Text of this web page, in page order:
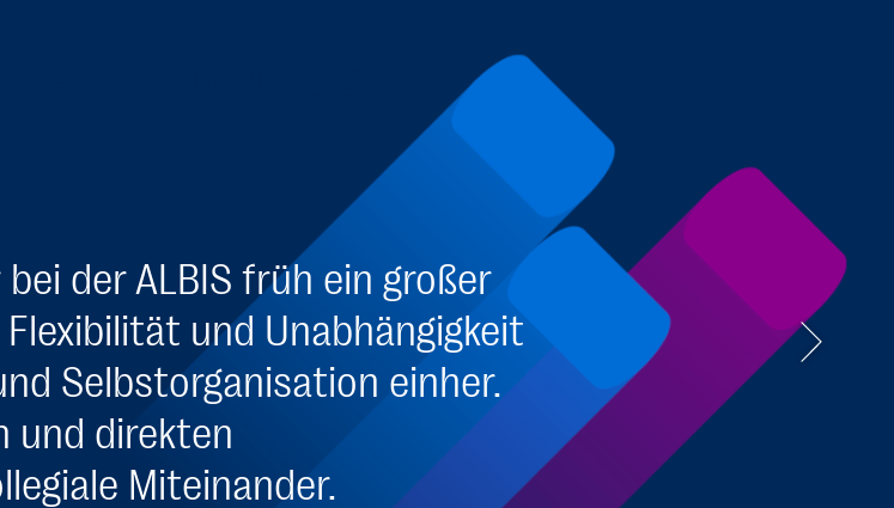
der ALBIS früh ein großer
und Unabhängigkeit
Selbstorganisation einher.
und direkten
Miteinander.